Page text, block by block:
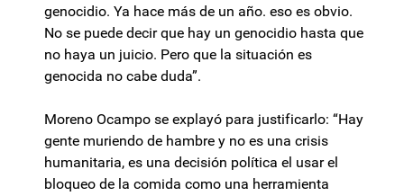
genocidio. Ya hace más de un año. eso es obvio.
No se puede decir que hay un genocidio hasta que
no haya un juicio. Pero que la situación es
genocida no cabe duda”.
Moreno Ocampo se explayó para justificarlo: “Hay
gente muriendo de hambre y no es una crisis
humanitaria, es una decisión política el usar el
bloqueo de la comida como una herramienta